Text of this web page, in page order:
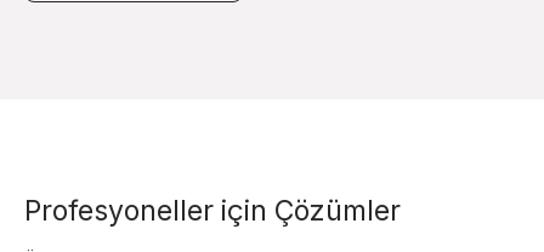
Profesyoneller için Çözümler